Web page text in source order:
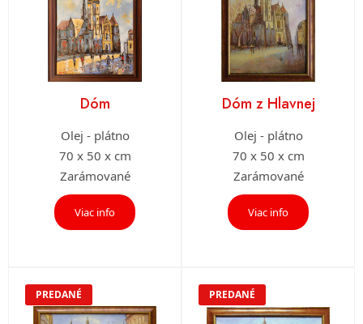
Dóm
Olej - plátno
70 x 50 x cm
Zarámované
Viac info
Dóm z Hlavnej
Olej - plátno
70 x 50 x cm
Zarámované
Viac info
PREDANÉ PREDANÉ